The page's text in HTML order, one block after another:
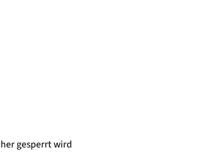
gesperrt wird